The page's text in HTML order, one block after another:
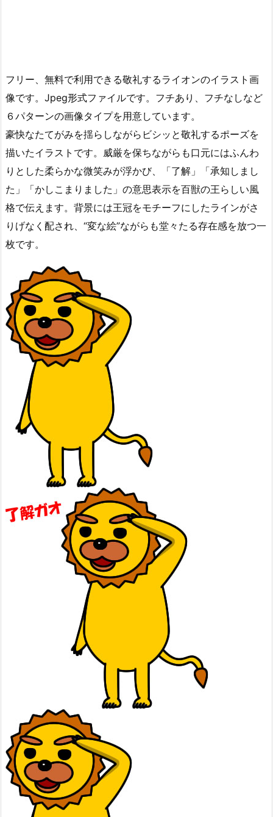
フリー、無料で利用できる敬礼するライオンのイラスト画
像です。Jpeg形式ファイルです。フチあり、フチなしなど
６パターンの画像タイプを用意しています。
豪快なたてがみを揺らしながらビシッと敬礼するポーズを
描いたイラストです。威厳を保ちながらも口元にはふんわ
りとした柔らかな微笑みが浮かび、「了解」「承知しまし
た」「かしこまりました」の意思表示を百獣の王らしい風
格で伝えます。背景には王冠をモチーフにしたラインがさ
りげなく配され、“変な絵”ながらも堂々たる存在感を放つ一
枚です。